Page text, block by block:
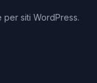
siti WordPress.